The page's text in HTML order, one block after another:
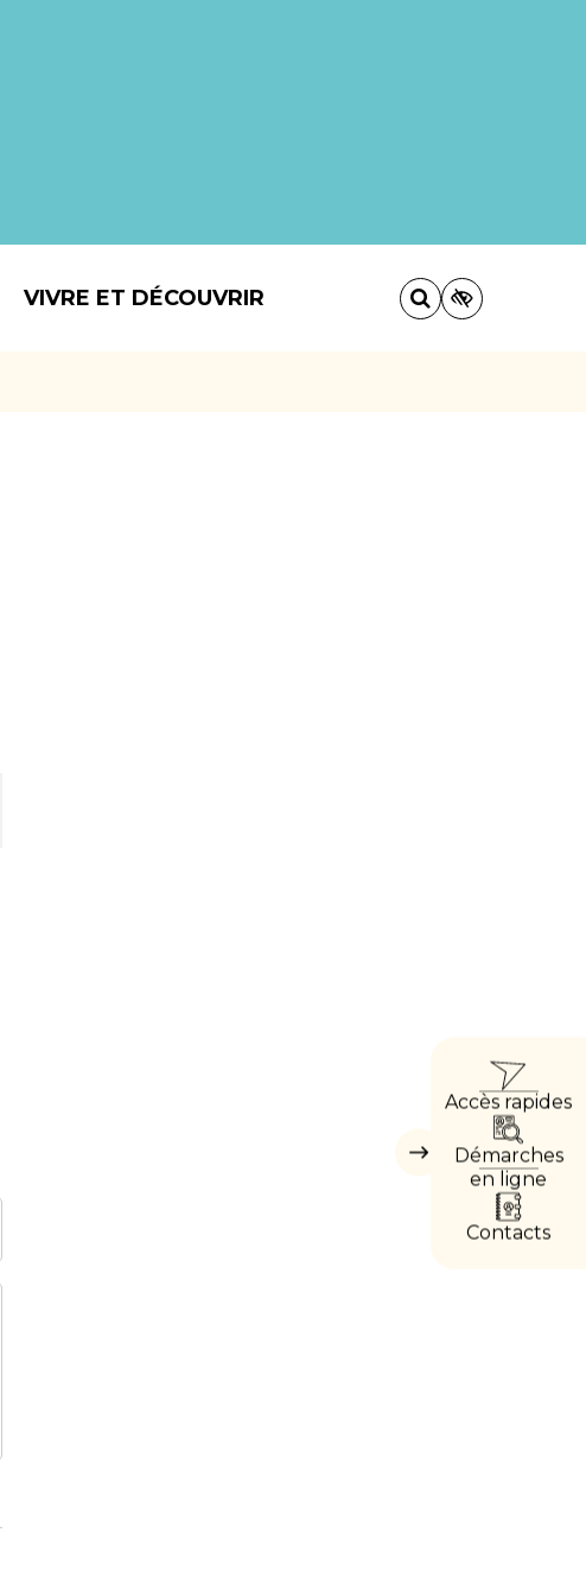
VIVRE ET DÉCOUVRIR
Masquer
Accès rapides
Démarches
en ligne
Contacts